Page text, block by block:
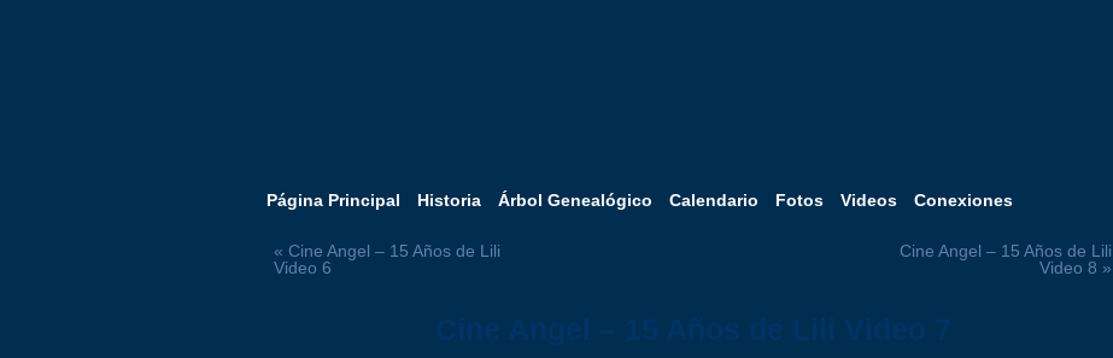
Página Principal Historia Árbol Genealógico Calendario Fotos Videos Conexiones
« Cine Angel – 15 Años de Lili
Video 6
Cine Angel – 15 Años de Lili
Video 8 »